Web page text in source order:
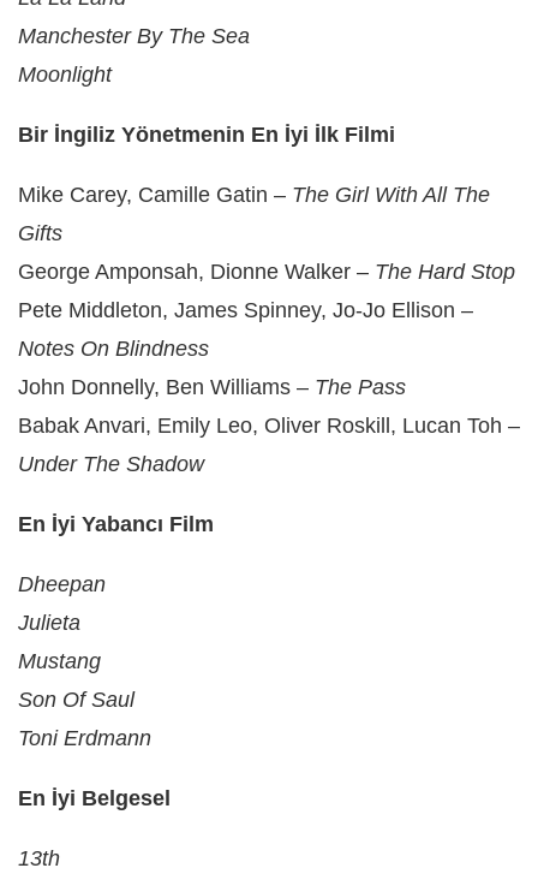
Manchester By The Sea
Moonlight
Bir İngiliz Yönetmenin En İyi İlk Filmi
Mike Carey, Camille Gatin – The Girl With All The
Gifts
George Amponsah, Dionne Walker – The Hard Stop
Pete Middleton, James Spinney, Jo-Jo Ellison –
Notes On Blindness
John Donnelly, Ben Williams – The Pass
Babak Anvari, Emily Leo, Oliver Roskill, Lucan Toh –
Under The Shadow
En İyi Yabancı Film
Dheepan
Julieta
Mustang
Son Of Saul
Toni Erdmann
En İyi Belgesel
13th